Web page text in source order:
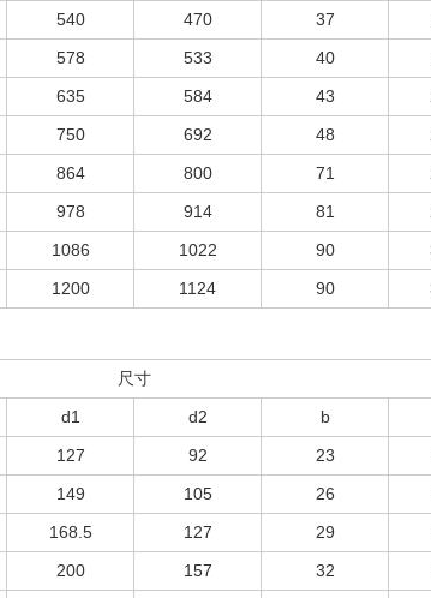
540 470 37
578 533 40
635 584 43
750 692 48
864 800 71
978 914 81
1086 1022 90
1200 1124 90
尺寸
d1 d2 b
127 92 23
149 105 26
168.5 127 29
200 157 32